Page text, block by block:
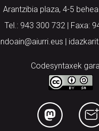
Arantzibia plaza, 4-5
Tel.: 943 300 732 | Faxa:
|
Codesyntaxek